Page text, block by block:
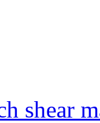
shear